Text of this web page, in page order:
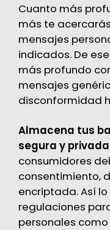
Cuanto más
más te
mensajes
indicados. De
más profundo
mensajes
disconformidad
Almacena tus
segura y
consumidores
consentimiento,
encriptada. Así
regulaciones
personales como